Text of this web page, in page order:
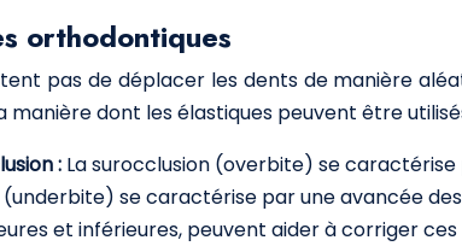
orthodontiques
pas de déplacer les dents de manière
manière dont les élastiques peuvent être
: La surocclusion (overbite) se
se caractérise par une avancée
et inférieures, peuvent aider à corriger